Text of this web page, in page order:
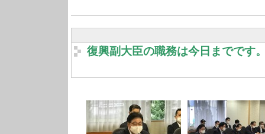
復興副大臣の職務は今日までです